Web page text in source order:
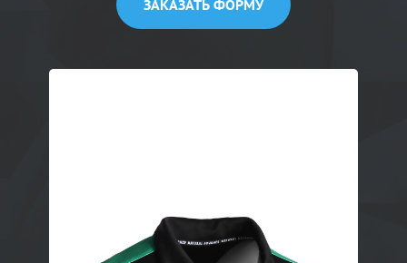
ЗАКАЗАТЬ ФОРМУ